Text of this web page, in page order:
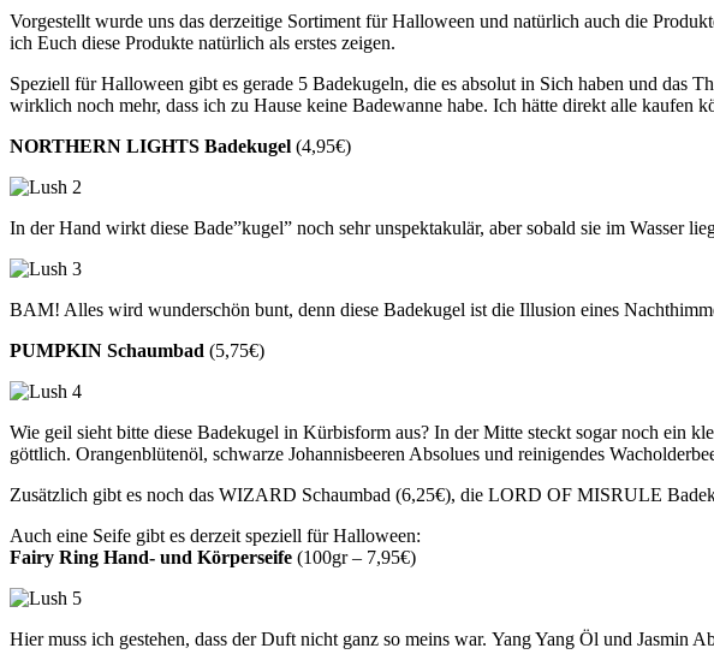
Vorgestellt wurde uns das derzeitige Sortiment für Halloween und natürlich auch die
ich Euch diese Produkte natürlich als erstes zeigen.
Speziell für Halloween gibt es gerade 5 Badekugeln, die es absolut in Sich haben und das
wirklich noch mehr, dass ich zu Hause keine Badewanne habe. Ich hätte direkt alle kaufen
NORTHERN LIGHTS Badekugel (4,95€)
In der Hand wirkt diese Bade”kugel” noch sehr unspektakulär, aber sobald sie im Wasser
BAM! Alles wird wunderschön bunt, denn diese Badekugel ist die Illusion eines
PUMPKIN Schaumbad (5,75€)
Wie geil sieht bitte diese Badekugel in Kürbisform aus? In der Mitte steckt sogar noch ein
göttlich. Orangenblütenöl, schwarze Johannisbeeren Absolues und reinigendes
Zusätzlich gibt es noch das WIZARD Schaumbad (6,25€), die LORD OF MISRULE
Auch eine Seife gibt es derzeit speziell für Halloween:
Fairy Ring Hand- und Körperseife (100gr – 7,95€)
Hier muss ich gestehen, dass der Duft nicht ganz so meins war. Yang Yang Öl und Jasmin